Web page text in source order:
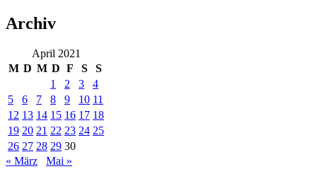
Archiv
April 2021
M D M D F S
S
1
2 3
4
5
6 7 8 9 10 11
12 13 14 15 16 17 18
19 20 21 22 23 24 25
26 27 28 29 30
« März
Mai »